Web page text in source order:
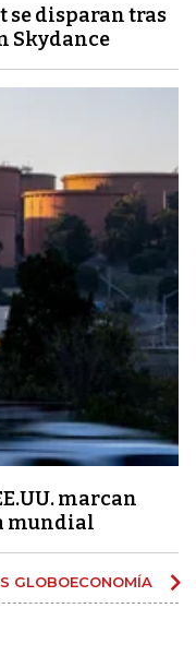
se disparan tras
Skydance
marcan
mundial
GLOBOECONOMÍA